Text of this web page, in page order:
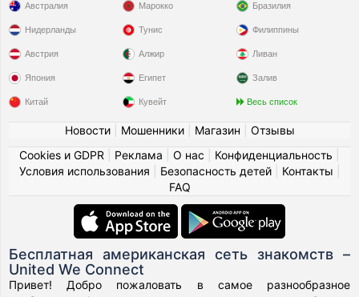
Австралия
Нидерланды
Австрия
Япония
Китай
Марокко
Тунис
Алжир
Египет
Кувейт
Бразилия
Филиппины
Ливан
Залив
Весь список
Новости| Мошенники| Магазин
Отзывы
Cookies и GDPR
Реклама О нас Конфиденциальность
Условия использования
Безопасность детей| Контакты
FAQ
Бесплатная американская сеть знакомств –
United We Connect
Привет! Добро пожаловать в самое разнообразное